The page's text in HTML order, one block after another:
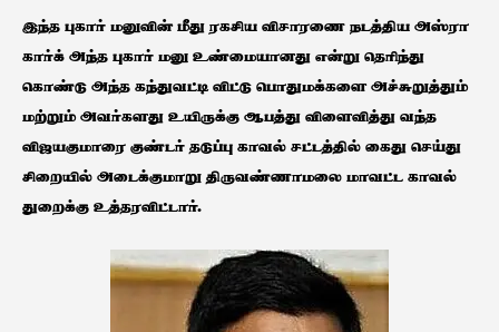
இந்த புகார் மனுவின் மீது ரகசிய விசாரணை நடத்திய அஸ்ரா
கார்க் அந்த புகார் மனு உண்மையானது என்று தெரிந்து
கொண்டு அந்த கந்துவட்டி விட்டு பொதுமக்களை அச்சுறுத்தும்
மற்றும் அவர்களது உயிருக்கு ஆபத்து விளைவித்து வந்த
விஜயகுமாரை குண்டர் தடுப்பு காவல் சட்டத்தில் கைது செய்து
சிறையில் அடைக்குமாறு திருவண்ணாமலை மாவட்ட காவல்
துறைக்கு உத்தரவிட்டார்.